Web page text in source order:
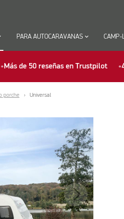
PARA AUTOCARAVANASkeyboard_arrow_down CAMP-
Más de 50 reseñas en Trustpilot
porche Universal